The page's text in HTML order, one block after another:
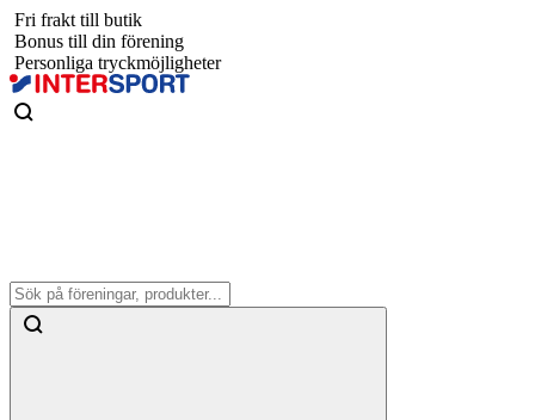
Fri frakt till butik
Bonus till din förening
Personliga tryckmöjligheter